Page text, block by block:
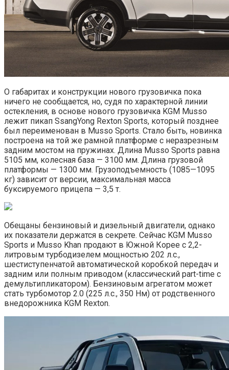
О габаритах и конструкции нового грузовичка пока
ничего не сообщается, но, судя по характерной линии
остекления, в основе нового грузовичка KGM Musso
лежит пикап SsangYong Rexton Sports, который позднее
был переименован в Musso Sports. Стало быть, новинка
построена на той же рамной платформе с неразрезным
задним мостом на пружинах. Длина Musso Sports равна
5105 мм, колесная база — 3100 мм. Длина грузовой
платформы — 1300 мм. Грузоподъемность (1085—1095
кг) зависит от версии, максимальная масса
буксируемого прицепа — 3,5 т.
Обещаны бензиновый и дизельный двигатели, однако
их показатели держатся в секрете. Сейчас KGM Musso
Sports и Musso Khan продают в Южной Корее с 2,2-
литровым турбодизелем мощностью 202 л.с.,
шестиступенчатой автоматической коробкой передач и
задним или полным приводом (классический part-time с
демультипликатором). Бензиновым агрегатом может
стать турбомотор 2.0 (225 л.с., 350 Нм) от родственного
внедорожника KGM Rexton.